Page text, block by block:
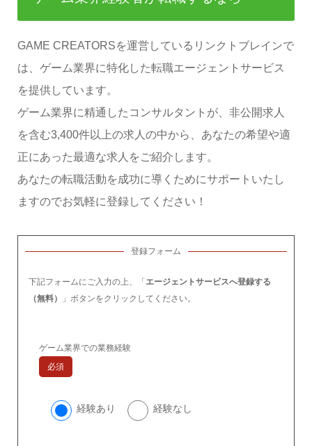
GAME CREATORSを運営しているリンクトブレインで
は、ゲーム業界に特化した転職エージェントサービス
を提供しています。
ゲーム業界に精通したコンサルタントが、非公開求人
を含む3,400件以上の求人の中から、あなたの希望や適
正にあった最適な求人をご紹介します。
あなたの転職活動を成功に導くためにサポートいたし
ますのでお気軽に登録してください！
登録フォーム
下記フォームにご入力の上、「 エージェントサービスへ登録する
（無料）
」ボタンをクリックしてください。
ゲーム業界での業務経験
必須
経験あり 経験なし